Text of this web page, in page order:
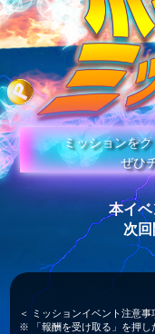
福引
名声ランキング
勝利ﾌﾞﾛｸﾞﾗﾝｷﾝｸﾞ
ウィークリーアウ
ング
あそびかた
ミッションを
ぜひ
本イベ
次回
＜ ミッションイベント注意事
※ 「報酬を受け取る」を押し